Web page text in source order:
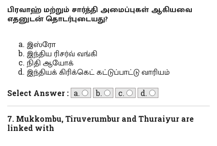
பிரவாஹ் மற்றும் சார்த்தி அமைப்புகள் ஆகியவை
எதனுடன் தொடர்புடையது?
இஸ்ரோ
இந்திய ரிசர்வ் வங்கி
நிதி ஆயோக்
இந்தியக் கிரிக்கெட் கட்டுப்பாட்டு வாரியம்
Select Answer : a. b. c. d.
7. Mukkombu, Tiruverumbur and Thuraiyur are
linked with